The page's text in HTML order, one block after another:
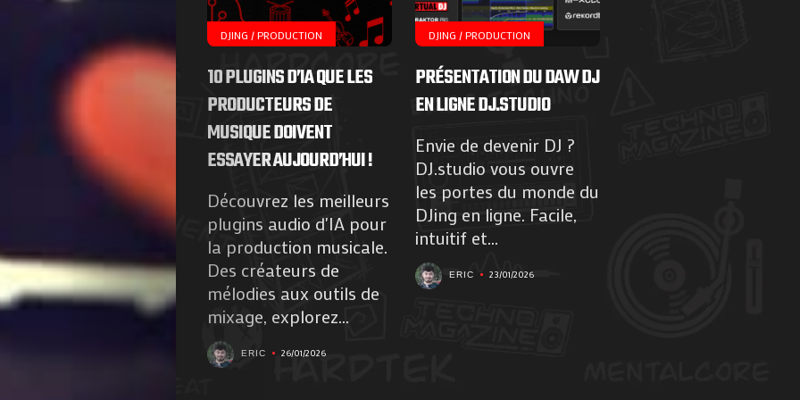
DJING / PRODUCTION
10 PLUGINS D’IA QUE LES
PRODUCTEURS DE
MUSIQUE DOIVENT
ESSAYER AUJOURD’HUI !
Découvrez les meilleurs
plugins audio d'IA pour
la production musicale.
Des créateurs de
mélodies aux outils de
mixage, explorez...
ERIC 26/01/2026
DJING / PRODUCTION
PRÉSENTATION DU DAW DJ
EN LIGNE DJ.STUDIO
Envie de devenir DJ ?
DJ.studio vous ouvre
les portes du monde du
DJing en ligne. Facile,
intuitif et...
ERIC 23/01/2026